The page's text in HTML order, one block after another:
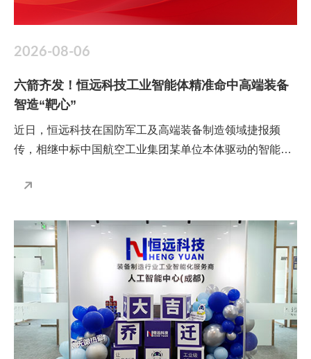
2026-08-06
六箭齐发！恒远科技工业智能体精准命中高端装备
智造“靶心”
近日，恒远科技在国防军工及高端装备制造领域捷报频
传，相继中标中国航空工业集团某单位本体驱动的智能知
库与智能体平台建设项目、中国航天科工集团某单位全链
司出厂试验AI智能分析平台、中国机械工业集团某单位成
本精益智能管控项目、某大型核电装备企业MES智能升级
与生产运营协同项目，六项订单接连落地，横跨航空、航
天、电气、核电、机械等多领域，充分彰显了恒远科技在
工业AI赛道的全场景覆盖能力与深厚技术积淀。